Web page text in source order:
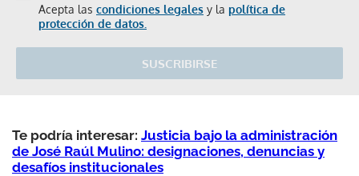
Acepta las condiciones legales y la política de
protección de datos.
SUSCRIBIRSE
Te podría interesar: Justicia bajo la administración
de José Raúl Mulino: designaciones, denuncias y
desafíos institucionales